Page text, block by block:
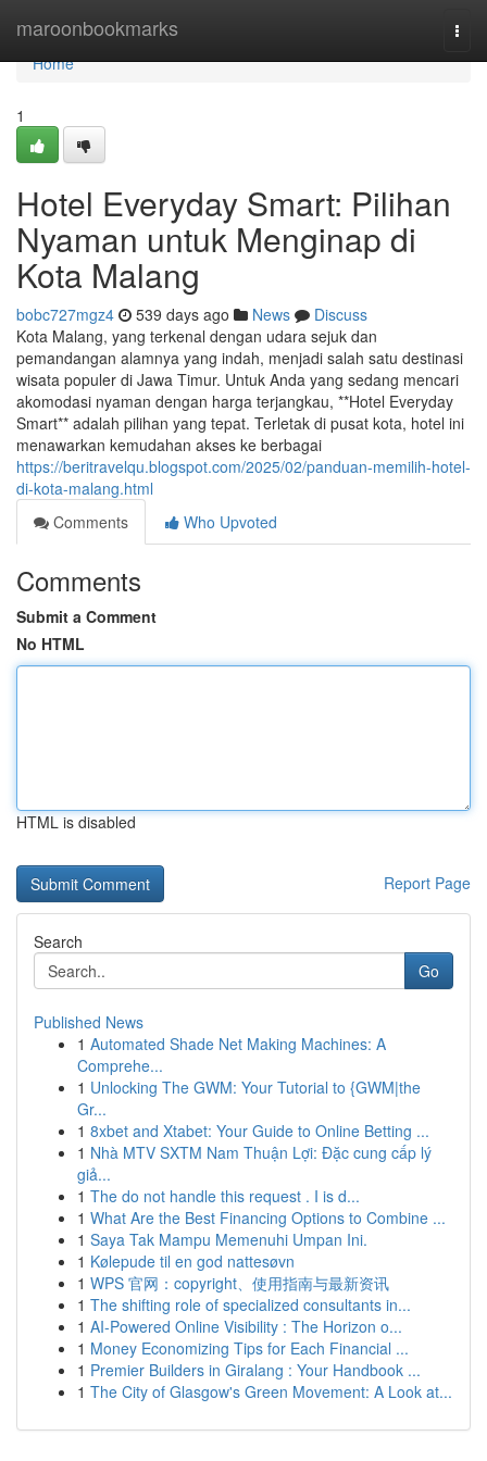
maroonbookmarks
Home
Home
1
Hotel Everyday Smart: Pilihan
Nyaman untuk Menginap di
Kota Malang
bobc727mgz4 539 days ago News
Discuss
Kota Malang, yang terkenal dengan udara sejuk dan
pemandangan alamnya yang indah, menjadi salah satu destinasi
wisata populer di Jawa Timur. Untuk Anda yang sedang mencari
akomodasi nyaman dengan harga terjangkau, **Hotel Everyday
Smart** adalah pilihan yang tepat. Terletak di pusat kota, hotel ini
menawarkan kemudahan akses ke berbagai
https://beritravelqu.blogspot.com/2025/02/panduan-memilih-hotel-
di-kota-malang.html
Comments
Who Upvoted
Comments
Submit a Comment
No HTML
HTML is disabled
Report Page
Search
Go
Published News
1 Automated Shade Net Making Machines: A
Comprehe...
1 Unlocking The GWM: Your Tutorial to {GWM|the
Gr...
1 8xbet and Xtabet: Your Guide to Online Betting ...
1 Nhà MTV SXTM Nam Thuận Lợi: Đặc cung cấp lý
giả...
1 The do not handle this request . I is d...
1 What Are the Best Financing Options to Combine ...
1 Saya Tak Mampu Memenuhi Umpan Ini.
1 Kølepude til en god nattesøvn
1 WPS 官网：copyright、使用指南与最新资讯
1 The shifting role of specialized consultants in...
1 AI-Powered Online Visibility : The Horizon o...
1 Money Economizing Tips for Each Financial ...
1 Premier Builders in Giralang : Your Handbook ...
1 The City of Glasgow's Green Movement: A Look at...